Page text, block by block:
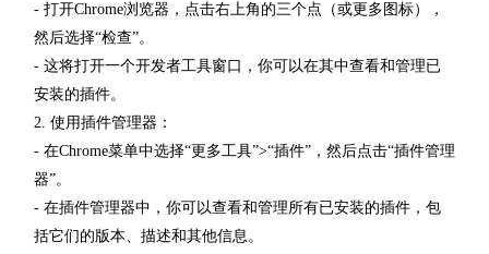
- 打开Chrome浏览器，点击右上角的三个点（或更多图标），
然后选择“检查”。
- 这将打开一个开发者工具窗口，你可以在其中查看和管理已
安装的插件。
2. 使用插件管理器：
- 在Chrome菜单中选择“更多工具”>“插件”，然后点击“插件管理
器”。
- 在插件管理器中，你可以查看和管理所有已安装的插件，包
括它们的版本、描述和其他信息。